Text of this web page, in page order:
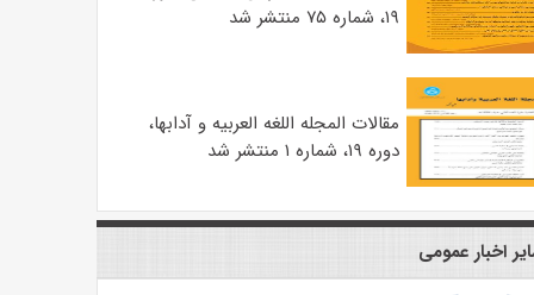
۱۹، شماره ۷۵ منتشر شد
مقالات المجله اللغه العربیه و آدابها،
دوره ۱۹، شماره ۱ منتشر شد
اخبار عمومی